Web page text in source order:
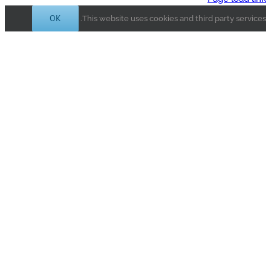
This website uses cookies and third party
OK